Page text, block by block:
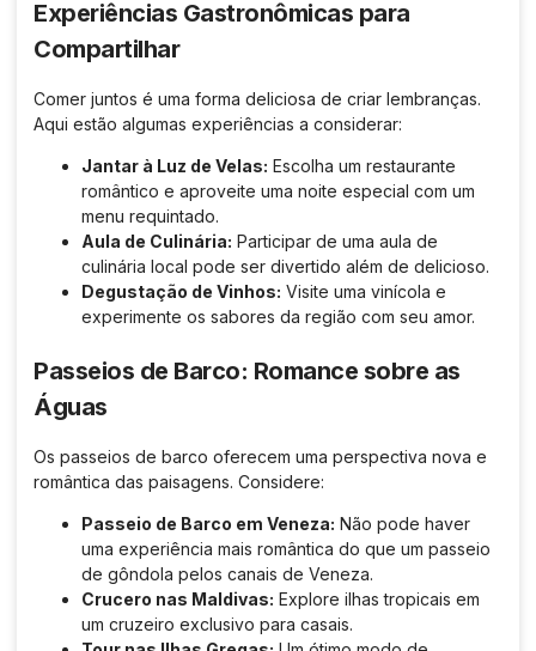
Experiências Gastronômicas para
Compartilhar
Comer juntos é uma forma deliciosa de criar lembranças.
Aqui estão algumas experiências a considerar:
Jantar à Luz de Velas: Escolha um restaurante
romântico e aproveite uma noite especial com um
menu requintado.
Aula de Culinária: Participar de uma aula de
culinária local pode ser divertido além de delicioso.
Degustação de Vinhos: Visite uma vinícola e
experimente os sabores da região com seu amor.
Passeios de Barco: Romance sobre as
Águas
Os passeios de barco oferecem uma perspectiva nova e
romântica das paisagens. Considere:
Passeio de Barco em Veneza: Não pode haver
uma experiência mais romântica do que um passeio
de gôndola pelos canais de Veneza.
Crucero nas Maldivas: Explore ilhas tropicais em
um cruzeiro exclusivo para casais.